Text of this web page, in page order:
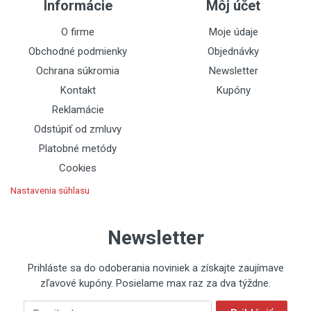
- Pevné vodítka ø 20 mm pre väčšiu odolnosť proti
- Doplnkové hliníkové základne pre dlaždice veľkých
formátov.
Informácie
O firme
Obchodné podmienky
Ochrana súkromia
Kontakt
Reklamácie
Odstúpiť od zmluvy
Platobné metódy
Cookies
Nastavenia súhlasu
Môj účet
Moje údaje
Objednávky
Newsletter
Kupóny
Newsletter
Prihláste sa do odoberania noviniek a získajte zaujímave
zľavové kupóny. Posielame max raz za dva týždne.
Emailová adresa